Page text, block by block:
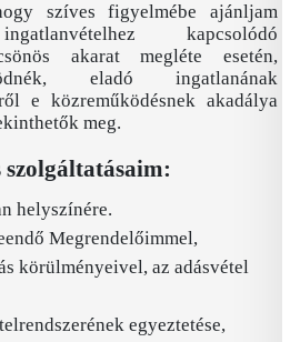
szíves figyelmébe ajánljam
kapcsolódó
akarat megléte esetén,
eladó ingatlanának
e közreműködésnek akadálya
meg.
szolgáltatásaim:
helyszínére.
Megrendelőimmel,
körülményeivel, az adásvétel
egyeztetése,